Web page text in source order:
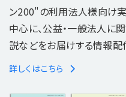
ン200"の利用法人様向け
中心に、公益・一般法人に
説などをお届けする情報配
詳しくはこちら